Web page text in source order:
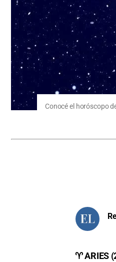
Conocé el horóscopo
♈ ARIES